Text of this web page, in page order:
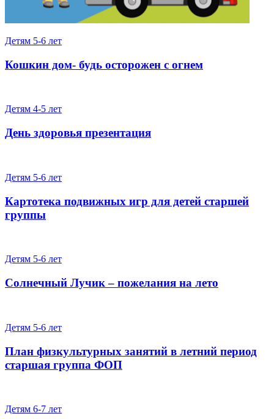
Детям 5-6 лет
Кошкин дом- будь осторожен с огнем
Детям 4-5 лет
День здоровья презентация
Детям 5-6 лет
Картотека подвижных игр для детей старшей
группы
Детям 5-6 лет
Солнечный Лучик – пожелания на лето
Детям 5-6 лет
План физкультурных занятий в летний период
старшая группа ФОП
Детям 6-7 лет